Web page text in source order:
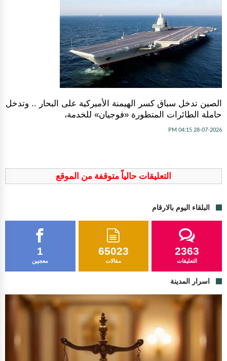
الصين تدخل سباق كسر الهيمنة الأميركية على البحار .. وتدخل
حاملة الطائرات المتطورة «فوجيان» للخدمة،
28-07-2026 04:15 PM
التعليقات حالياً متوقفة من الموقع
البلقاء اليوم بالارقام
1
معجبين
65023
مقالات
2363
التعليقات
اسرار المدينة